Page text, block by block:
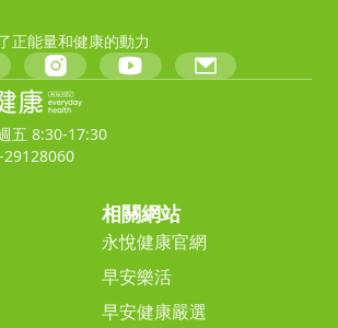
正能量和健康的動力
五 8:30-17:30
29128060
相關網站
永悅健康官網
早安樂活
早安健康嚴選